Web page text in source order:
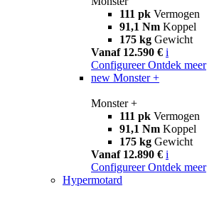
111 pk Vermogen
91,1 Nm Koppel
175 kg Gewicht
Vanaf 12.590 € i
Configureer Ontdek meer
new Monster +
Monster +
111 pk Vermogen
91,1 Nm Koppel
175 kg Gewicht
Vanaf 12.890 € i
Configureer Ontdek meer
Hypermotard